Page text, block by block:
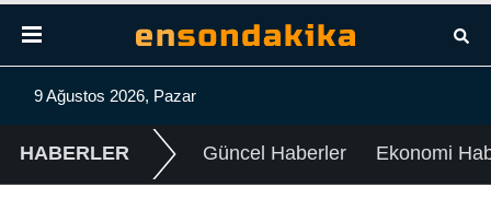
9 Ağustos 2026, Pazar
HABERLER Güncel Haberler Ekonomi